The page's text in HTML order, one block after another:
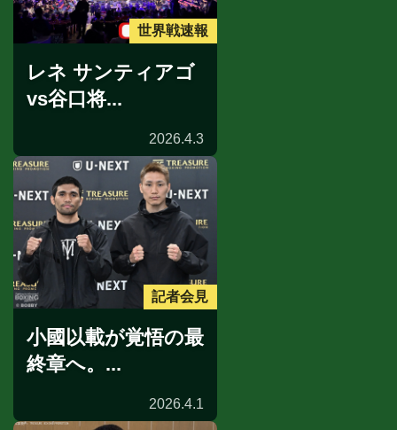
世界戦速報
レネ サンティアゴ
vs谷口将...
2026.4.3
記者会見
小國以載が覚悟の最
終章へ。...
2026.4.1